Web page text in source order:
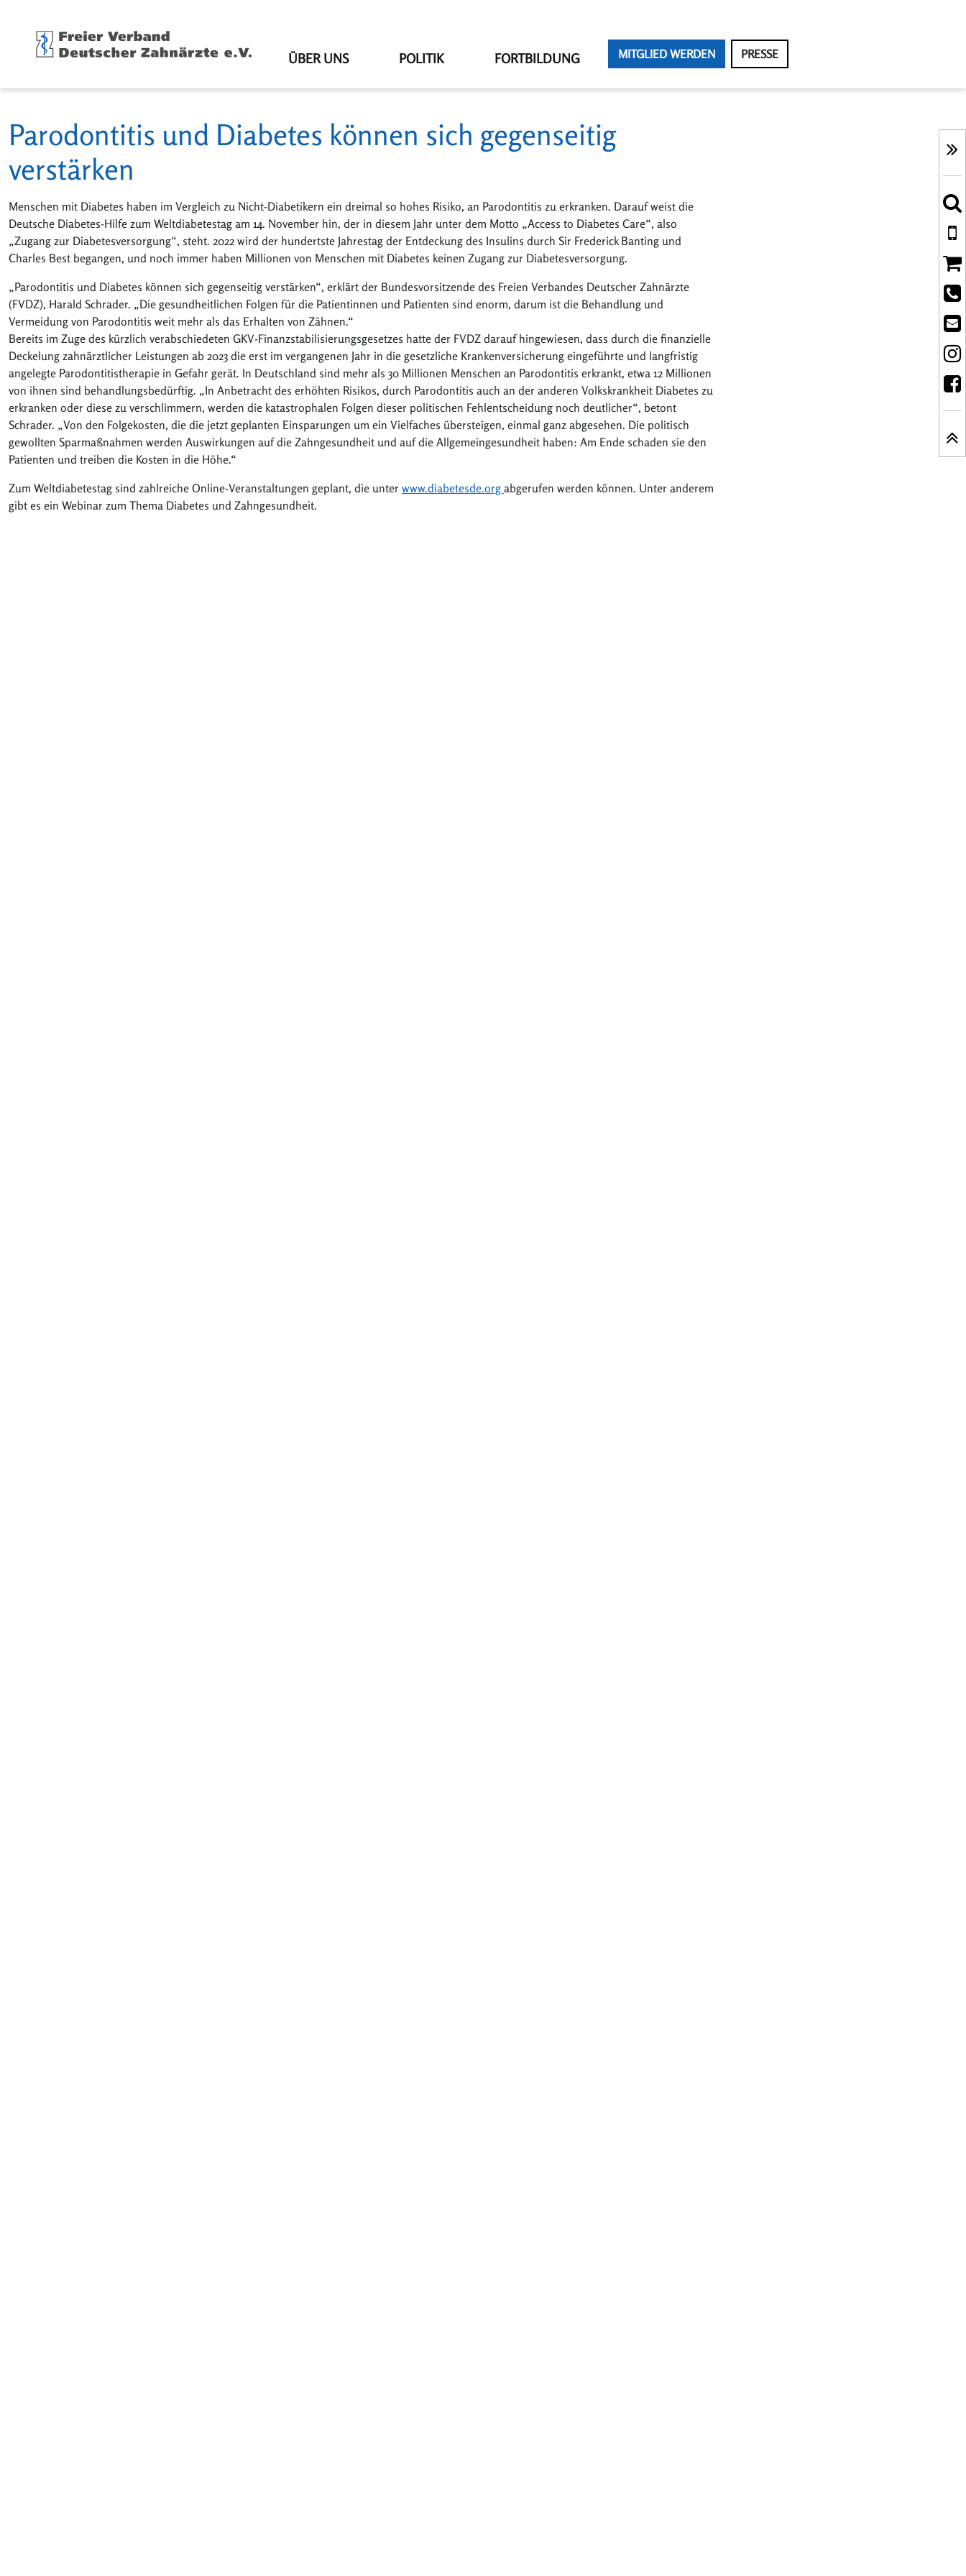
ÜBER UNS POLITIK FORTBILDUNG MITGLIED WERDEN PRESSE
Parodontitis und Diabetes können sich gegenseitig
verstärken
Menschen mit Diabetes haben im Vergleich zu Nicht-Diabetikern ein dreimal so hohes Risiko, an Parodontitis zu erkranken. Darauf weist die
Deutsche Diabetes-Hilfe zum Weltdiabetestag am 14. November hin, der in diesem Jahr unter dem Motto „Access to Diabetes Care“, also
„Zugang zur Diabetesversorgung“, steht. 2022 wird der hundertste Jahrestag der Entdeckung des Insulins durch Sir Frederick Banting und
Charles Best begangen, und noch immer haben Millionen von Menschen mit Diabetes keinen Zugang zur Diabetesversorgung.
„Parodontitis und Diabetes können sich gegenseitig verstärken“, erklärt der Bundesvorsitzende des Freien Verbandes Deutscher Zahnärzte
(FVDZ), Harald Schrader. „Die gesundheitlichen Folgen für die Patientinnen und Patienten sind enorm, darum ist die Behandlung und
Vermeidung von Parodontitis weit mehr als das Erhalten von Zähnen.“
Bereits im Zuge des kürzlich verabschiedeten GKV-Finanzstabilisierungsgesetzes hatte der FVDZ darauf hingewiesen, dass durch die finanzielle
Deckelung zahnärztlicher Leistungen ab 2023 die erst im vergangenen Jahr in die gesetzliche Krankenversicherung eingeführte und langfristig
angelegte Parodontitistherapie in Gefahr gerät. In Deutschland sind mehr als 30 Millionen Menschen an Parodontitis erkrankt, etwa 12 Millionen
von ihnen sind behandlungsbedürftig. „In Anbetracht des erhöhten Risikos, durch Parodontitis auch an der anderen Volkskrankheit Diabetes zu
erkranken oder diese zu verschlimmern, werden die katastrophalen Folgen dieser politischen Fehlentscheidung noch deutlicher“, betont
Schrader. „Von den Folgekosten, die die jetzt geplanten Einsparungen um ein Vielfaches übersteigen, einmal ganz abgesehen. Die politisch
gewollten Sparmaßnahmen werden Auswirkungen auf die Zahngesundheit und auf die Allgemeingesundheit haben: Am Ende schaden sie den
Patienten und treiben die Kosten in die Höhe.“
Zum Weltdiabetestag sind zahlreiche Online-Veranstaltungen geplant, die unter www.diabetesde.org abgerufen werden können. Unter anderem
gibt es ein Webinar zum Thema Diabetes und Zahngesundheit.